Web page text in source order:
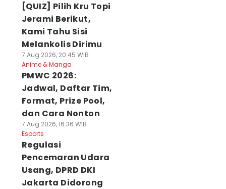
[QUIZ] Pilih Kru Topi
Jerami Berikut,
Kami Tahu Sisi
Melankolis Dirimu
7 Aug 2026, 20:45 WIB
Anime & Manga
PMWC 2026:
Jadwal, Daftar Tim,
Format, Prize Pool,
dan Cara Nonton
7 Aug 2026, 16:36 WIB
Esports
Regulasi
Pencemaran Udara
Usang, DPRD DKI
Jakarta Didorong